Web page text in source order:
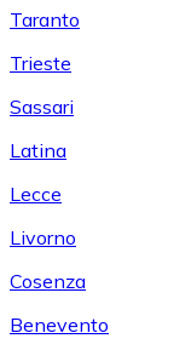
Taranto
Trieste
Sassari
Latina
Lecce
Livorno
Cosenza
Benevento